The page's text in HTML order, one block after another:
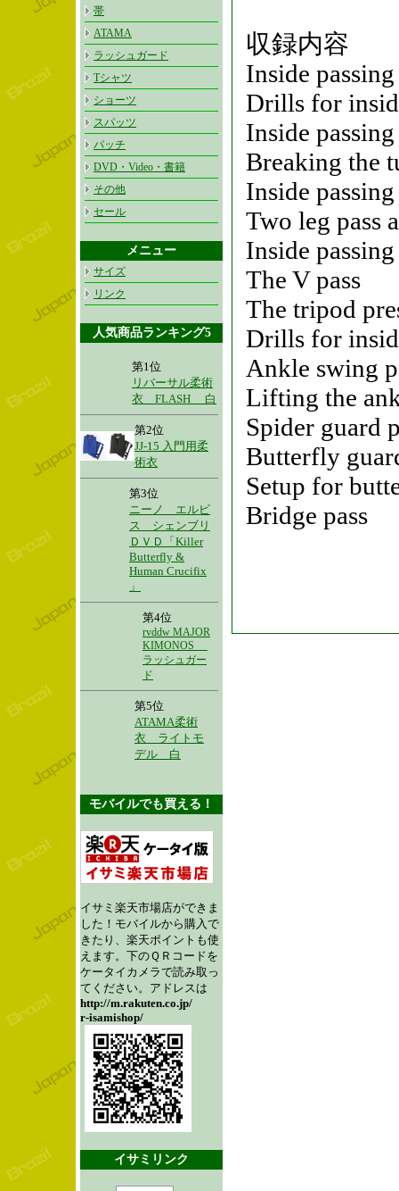
帯
ATAMA
ラッシュガード
Tシャツ
ショーツ
スパッツ
パッチ
DVD・Video・書籍
その他
セール
メニュー
サイズ
リンク
人気商品ランキング5
第1位
リバーサル柔術
衣 FLASH 白
第2位
JJ-15 入門用柔
術衣
第3位
ニーノ エルビ
ス シェンブリ
ＤＶＤ「Killer
Butterfly &
Human Crucifix
」
第4位
rvddw MAJOR
KIMONOS
ラッシュガー
ド
第5位
ATAMA柔術
衣 ライトモ
デル 白
モバイルでも買える！
イサミ楽天市場店ができま
した！モバイルから購入で
きたり、楽天ポイントも使
えます。下のＱＲコードを
ケータイカメラで読み取っ
てください。アドレスは
http://m.rakuten.co.jp/
r-isamishop/
イサミリンク
収録内容
Inside passing
Drills for
Inside
Breaking the
Inside
Two leg pass
Inside
The V pass
The tripod
Drills for
Ankle swing
Lifting the
Spider guard
Butterfly
Setup for
Bridge pass